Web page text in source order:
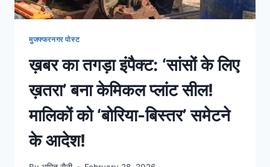
मुजफ्फरनगर पोस्ट
ख़बर का तगड़ा इंपैक्ट: ‘सांसों के लिए
ख़तरा’ बना केमिकल प्लांट सील!
मालिकों को ‘बोरिया-बिस्तर’ समेटने
के आदेश!